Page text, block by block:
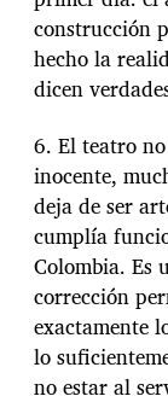
construcción
hecho la
dicen
6. El teatro
inocente,
deja de ser
cumplía
Colombia. Es
corrección
exactamente
lo
no estar al